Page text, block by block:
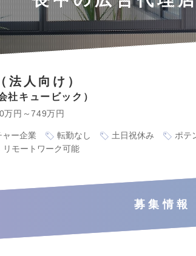
法人向け）
社キュービック
万円～749万円
ャー企業 転勤なし 土日祝休み ポテ
リモートワーク可能
募集情報